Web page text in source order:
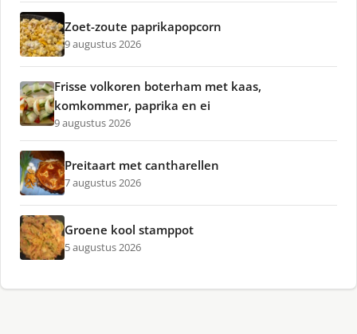
Zoet-zoute paprikapopcorn
9 augustus 2026
Frisse volkoren boterham met kaas,
komkommer, paprika en ei
9 augustus 2026
Preitaart met cantharellen
7 augustus 2026
Groene kool stamppot
5 augustus 2026